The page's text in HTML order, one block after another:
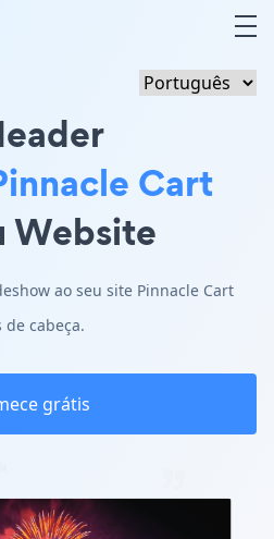
Cart
Website
ao seu site Pinnacle Cart
cabeça.
grátis